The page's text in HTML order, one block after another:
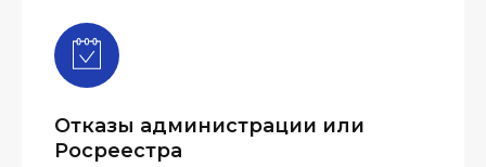
Отказы администрации или
Росреестра